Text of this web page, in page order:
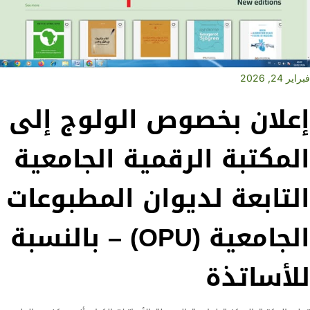
فبراير 24, 2026
إعلان بخصوص الولوج إلى
المكتبة الرقمية الجامعية
التابعة لديوان المطبوعات
الجامعية (OPU) – بالنسبة
للأساتذة